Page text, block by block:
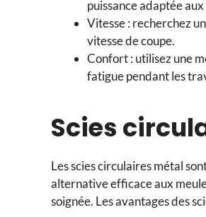
puissance adaptée
Vitesse : recherchez
vitesse de coupe.
Confort : utilisez une
fatigue pendant les
Scies
Les scies circulaires métal
alternative efficace aux
soignée. Les avantages des